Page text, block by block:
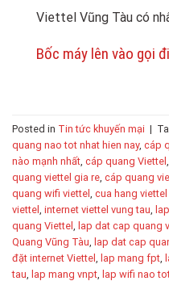
Viettel Vũng Tàu có
Bốc máy lên vào gọi
Posted in Tin tức khuyến mại |
quang nao tot nhat hien nay, cáp
nào mạnh nhất cáp quang Viettel
quang viettel gia re cáp quang
quang wifi viettel cua hang
viettel internet viettel vung tau
quang Viettel lap dat cap quang
Quang Vũng Tàu lap dat cap
đặt internet Viettel lap mang fpt
tau lap mang vnpt lap wifi nao